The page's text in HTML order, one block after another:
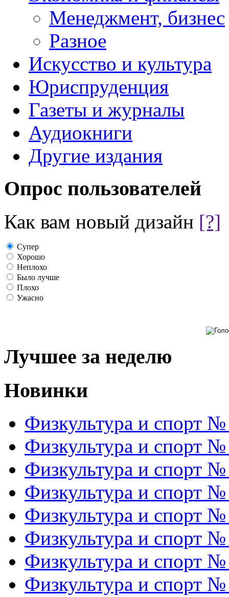
Менеджмент, бизнес
Разное
Искусство и культура
Юриспруденция
Газеты и журналы
Аудиокниги
Другие издания
Опрос пользователей
Как вам новый дизайн [?]
Супер
Хорошо
Неплохо
Было лучше
Плохо
Ужасно
Лучшее за неделю
Новинки
Физкультура и спорт
Физкультура и спорт
Физкультура и спорт
Физкультура и спорт
Физкультура и спорт
Физкультура и спорт
Физкультура и спорт
Физкультура и спорт